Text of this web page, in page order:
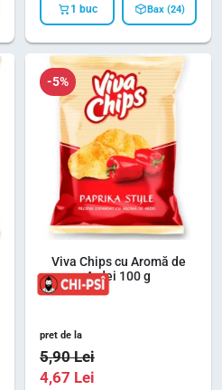
1 buc Bax (24)
-5%
Viva Chips cu Aromă de
Ardei 100 g
pret de la
5,90Lei
4,67 Lei